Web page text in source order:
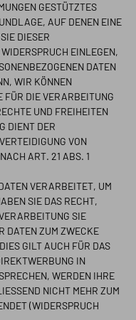
GESTÜTZTES
AUF DENEN EINE
DIESER
EINLEGEN,
DATEN
WIR KÖNNEN
FÜR DIE VERARBEITUNG
UND FREIHEITEN
DIENT DER
VON
ART. 21 ABS. 1
VERARBEITET, UM
SIE DAS RECHT,
SIE
DATEN ZUM ZWECKE
GILT AUCH FÜR DAS
IN
WERDEN IHRE
NICHT MEHR ZUM
(WIDERSPRUCH